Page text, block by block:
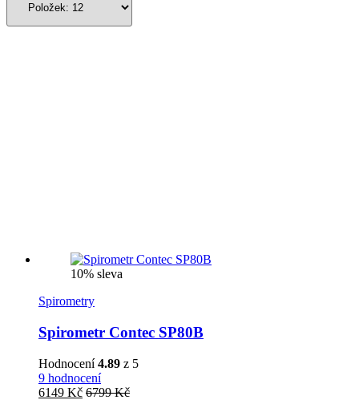
10% sleva
Spirometry
Spirometr Contec SP80B
Hodnocení4.89 z 5
9 hodnocení
6149 Kč 6799Kč